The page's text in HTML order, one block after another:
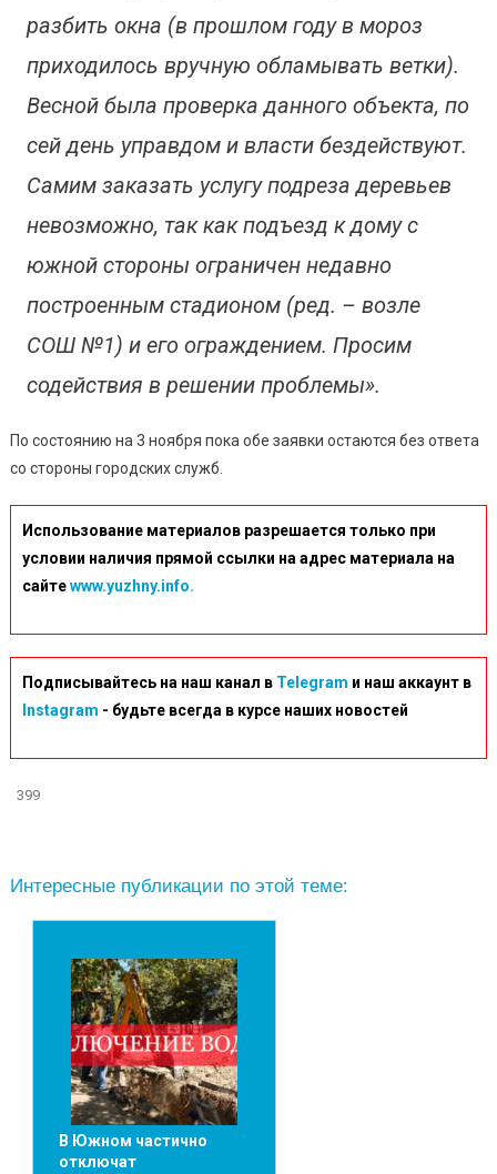
разбить окна (в прошлом году в мороз
приходилось вручную обламывать ветки).
Весной была проверка данного объекта, по
сей день управдом и власти бездействуют.
Самим заказать услугу подреза деревьев
невозможно, так как подъезд к дому с
южной стороны ограничен недавно
построенным стадионом (ред. – возле
СОШ №1) и его ограждением. Просим
содействия в решении проблемы».
По состоянию на 3 ноября пока обе заявки остаются без ответа
со стороны городских служб.
Использование материалов разрешается только при
условии наличия прямой ссылки на адрес материала на
сайтеwww.yuzhny.info.
Подписывайтесь на наш канал в Telegram и наш аккаунт в
Instagram - будьте всегда в курсе наших новостей
399
Интересные публикации по этой теме:
В Южном частично
отключат